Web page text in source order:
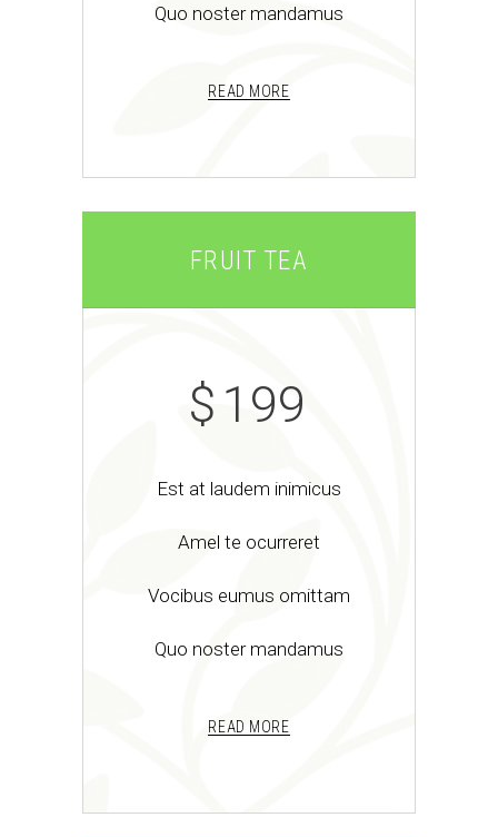
Quo noster mandamus
READ MORE
FRUIT TEA
$ 199
Est at laudem inimicus
Amel te ocurreret
Vocibus eumus omittam
Quo noster mandamus
READ MORE